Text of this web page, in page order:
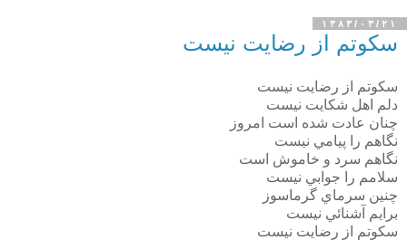
۱۳۸۳/۰۳/۲۱
سکوتم از رضايت نيست
سکوتم از رضايت نيست
دلم اهل شکايت نيست
چنان عادت شده است امروز
نگاهم را پيامي نيست
نگاهم سرد و خاموش است
سلامم را جوابي نيست
چنين سرماي گرماسوز
برايم آشنائي نيست
سکوتم از رضايت نيست